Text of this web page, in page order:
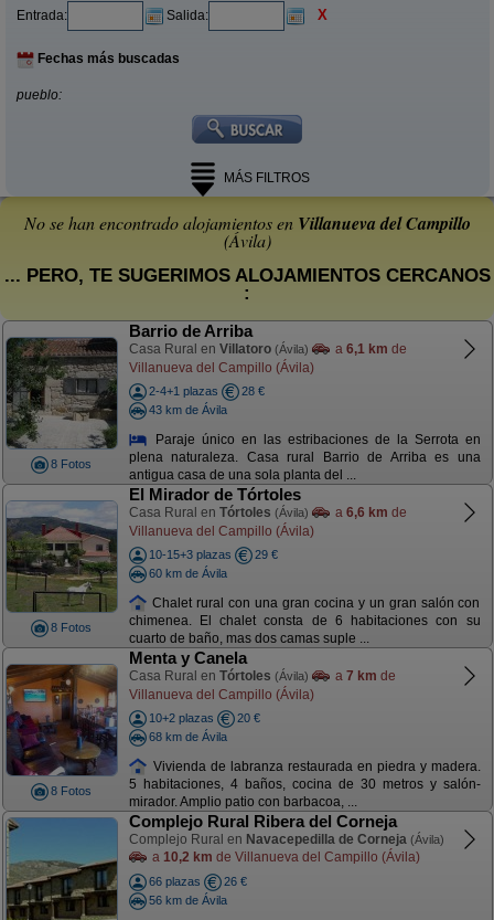
Entrada: Salida: X
Fechas más buscadas
pueblo:
MÁS FILTROS
No se han encontrado alojamientos en Villanueva del Campillo
(Ávila)
... PERO, TE SUGERIMOS ALOJAMIENTOS CERCANOS
:
8 Fotos
Barrio de Arriba
Casa Rural en Villatoro (Ávila) a 6,1 km de
Villanueva del Campillo (Ávila)
2-4+1 plazas
28 €
43 km de Ávila
Paraje único en las estribaciones de la Serrota en
plena naturaleza. Casa rural Barrio de Arriba es una
antigua casa de una sola planta del ...
8 Fotos
El Mirador de Tórtoles
Casa Rural en Tórtoles (Ávila) a 6,6 km de
Villanueva del Campillo (Ávila)
10-15+3 plazas
29 €
60 km de Ávila
Chalet rural con una gran cocina y un gran salón con
chimenea. El chalet consta de 6 habitaciones con su
cuarto de baño, mas dos camas suple ...
8 Fotos
Menta y Canela
Casa Rural en Tórtoles (Ávila) a 7 km de
Villanueva del Campillo (Ávila)
10+2 plazas
20 €
68 km de Ávila
Vivienda de labranza restaurada en piedra y madera.
5 habitaciones, 4 baños, cocina de 30 metros y salón-
mirador. Amplio patio con barbacoa, ...
Complejo Rural Ribera del Corneja
Complejo Rural en Navacepedilla de Corneja (Ávila)
a 10,2 km de Villanueva del Campillo (Ávila)
66 plazas
26 €
56 km de Ávila